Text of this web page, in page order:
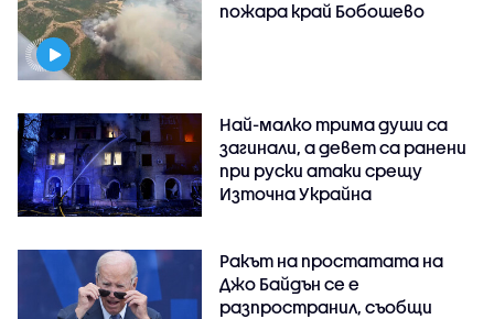
пожара край Бобошево
Най-малко трима души са
загинали, а девет са ранени
при руски атаки срещу
Източна Украйна
Ракът на простатата на
Джо Байдън се е
разпространил, съобщи